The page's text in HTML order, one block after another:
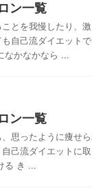
ン一覧
とを我慢したり、
自己流ダイエット
なかなかなら ...
ン一覧
思ったように痩せ
己流ダイエットに
る き ...